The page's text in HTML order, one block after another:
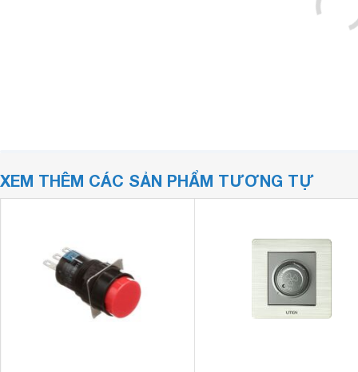
XEM THÊM CÁC SẢN PHẨM TƯƠNG TỰ